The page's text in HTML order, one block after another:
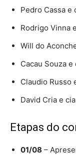
Pedro Cassa e
Rodrigo Vinna
Will do
Cacau Souza e
Claudio Russo
David Cria e cia
Etapas do
01/08 –